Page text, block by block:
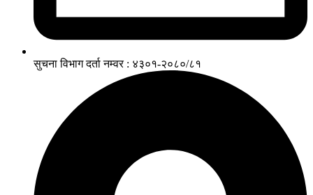
सुचना विभाग दर्ता नम्वर : ४३०१-२०८०/८१